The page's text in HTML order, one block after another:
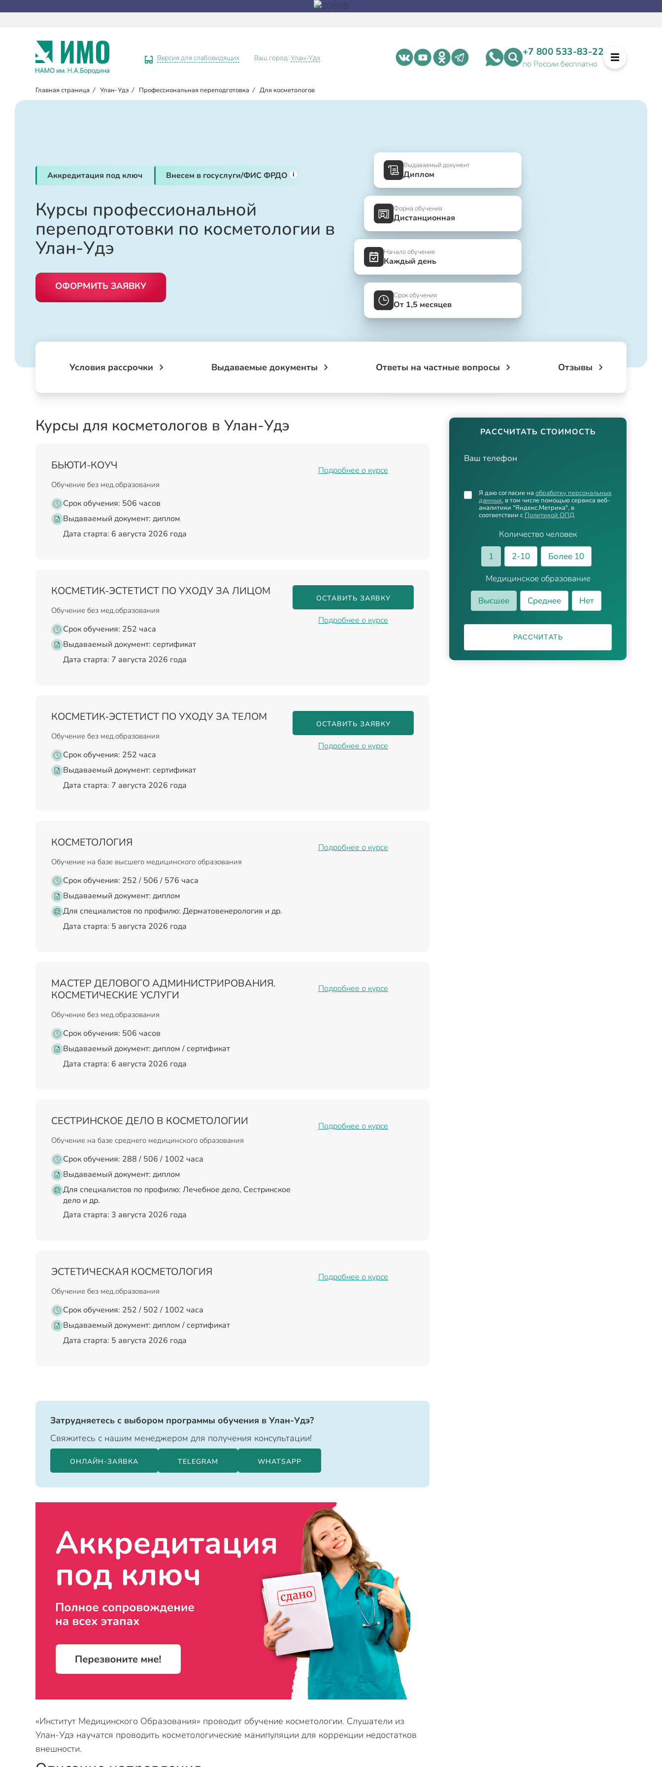
Версия для слабовидящих Ваш город:Улан-Удэ +7 800 533-83-22
по России бесплатно
Главная страница / Улан-Удэ / Профессиональная переподготовка / Для косметологов
Аккредитация под ключ Внесем в госуслуги/ФИС ФРДО i
Курсы профессиональной
переподготовки по косметологии в
Улан-Удэ
ОФОРМИТЬ ЗАЯВКУ
Выдаваемый документ
Диплом
Форма обучения
Дистанционная
Начало обучения
Каждый день
Срок обучения
От 1,5 месяцев
Условия рассрочки Выдаваемые документы Ответы на частные вопросы Отзывы
РАССЧИТАТЬ СТОИМОСТЬ
Ваш телефон
Количество человек
1
2-10
Более 10
Медицинское образование
Высшее
Среднее Нет
Я даю согласие на обработку персональных
данных, в том числе помощью сервиса веб-
аналитики "Яндекс.Метрика", в
соответствии с Политикой ОПД
РАССЧИТАТЬ
Курсы для косметологов в Улан-Удэ
БЬЮТИ-КОУЧ
Обучение без мед.образования
Срок обучения: 506 часов
Выдаваемый документ: диплом
Дата старта: 6 августа 2026 года
Подробнее о курсе
КОСМЕТИК-ЭСТЕТИСТ ПО УХОДУ ЗА ЛИЦОМ
Обучение без мед.образования
Срок обучения: 252 часа
Выдаваемый документ: сертификат
Дата старта: 7 августа 2026 года
ОСТАВИТЬ ЗАЯВКУ
Подробнее о курсе
КОСМЕТИК-ЭСТЕТИСТ ПО УХОДУ ЗА ТЕЛОМ
Обучение без мед.образования
Срок обучения: 252 часа
Выдаваемый документ: сертификат
Дата старта: 7 августа 2026 года
ОСТАВИТЬ ЗАЯВКУ
Подробнее о курсе
КОСМЕТОЛОГИЯ
Обучение на базе высшего медицинского образования
Срок обучения: 252 / 506 / 576 часа
Выдаваемый документ: диплом
Для специалистов по профилю: Дерматовенерология и др.
Дата старта: 5 августа 2026 года
Подробнее о курсе
МАСТЕР ДЕЛОВОГО АДМИНИСТРИРОВАНИЯ.
КОСМЕТИЧЕСКИЕ УСЛУГИ
Обучение без мед.образования
Срок обучения: 506 часов
Выдаваемый документ: диплом / сертификат
Дата старта: 6 августа 2026 года
Подробнее о курсе
СЕСТРИНСКОЕ ДЕЛО В КОСМЕТОЛОГИИ
Обучение на базе среднего медицинского образования
Срок обучения: 288 / 506 / 1002 часа
Выдаваемый документ: диплом
Для специалистов по профилю: Лечебное дело, Сестринское
дело и др.
Дата старта: 3 августа 2026 года
Подробнее о курсе
ЭСТЕТИЧЕСКАЯ КОСМЕТОЛОГИЯ
Обучение без мед.образования
Срок обучения: 252 / 502 / 1002 часа
Выдаваемый документ: диплом / сертификат
Дата старта: 5 августа 2026 года
Подробнее о курсе
Затрудняетесь с выбором программы обучения в Улан-Удэ?
Свяжитесь с нашим менеджером для получения консультации!
ОНЛАЙН-ЗАЯВКА TELEGRAM WHATSAPP
«Институт Медицинского Образования» проводит обучение косметологии. Слушатели из
Улан-Удэ научатся проводить косметологические манипуляции для коррекции недостатков
внешности.